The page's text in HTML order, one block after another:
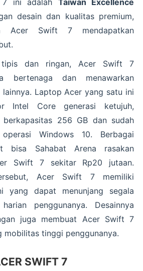
ini adalah Taiwan Excellence
desain dan kualitas premium,
Acer Swift 7 mendapatkan
tipis dan ringan, Acer Swift 7
bertenaga dan menawarkan
lainnya. Laptop Acer yang satu ini
Intel Core generasi ketujuh,
berkapasitas 256 GB dan sudah
Windows 10. Berbagai
bisa Sahabat Arena rasakan
Swift 7 sekitar Rp20 jutaan.
Acer Swift 7 memiliki
yang dapat menunjang segala
penggunanya. Desainnya
juga membuat Acer Swift 7
mobilitas tinggi penggunanya.
SWIFT 7